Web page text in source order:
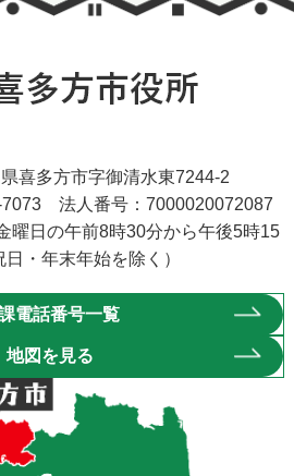
喜多方市字御清水東7244-2
7073 法人番号：7000020072087
日の午前8時30分から午後5時15
・年末年始を除く）
電話番号一覧
地図を見る